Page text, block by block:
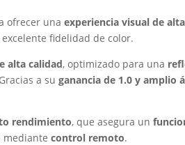
ofrecer unaexperiencia visual de
fidelidad de color.
alta calidad, optimizado para una
a suganancia de 1.0 y amplio
rendimiento, que asegura un
mediantecontrol remoto.